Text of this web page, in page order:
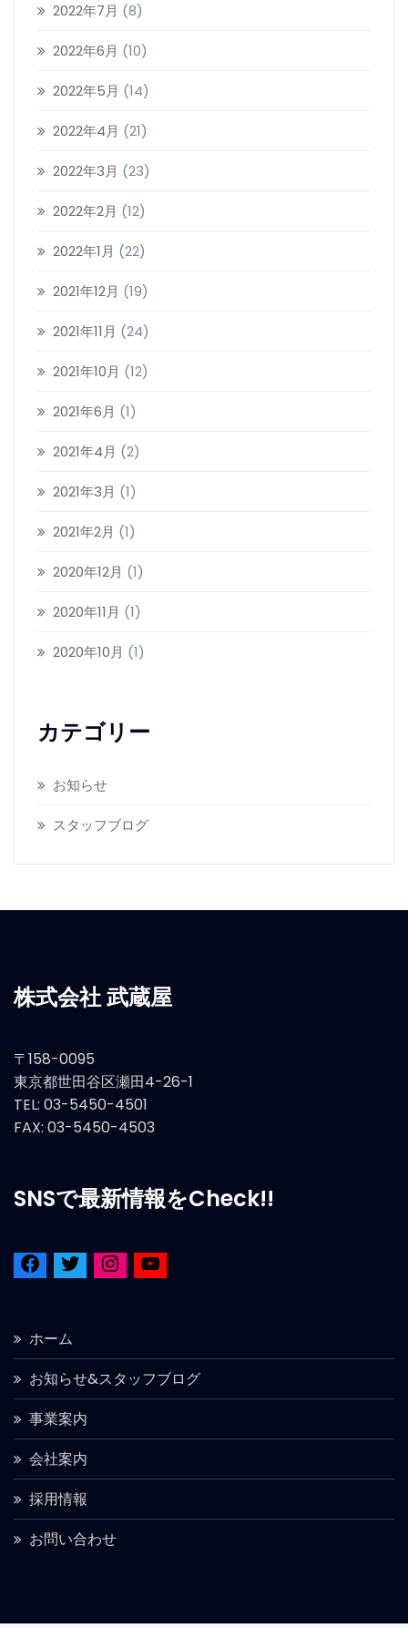
2022年7月 (8)
2022年6月 (10)
2022年5月 (14)
2022年4月 (21)
2022年3月 (23)
2022年2月 (12)
2022年1月 (22)
2021年12月 (19)
2021年11月 (24)
2021年10月 (12)
2021年6月 (1)
2021年4月 (2)
2021年3月 (1)
2021年2月 (1)
2020年12月 (1)
2020年11月 (1)
2020年10月 (1)
カテゴリー
お知らせ
スタッフブログ
株式会社 武蔵屋
〒158-0095
東京都世田谷区瀬田4-26-1
TEL: 03-5450-4501
FAX: 03-5450-4503
SNSで最新情報をCheck!!
ホーム
お知らせ&スタッフブログ
事業案内
会社案内
採用情報
お問い合わせ